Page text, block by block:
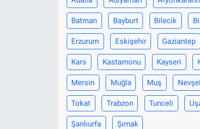
Batman Bayburt Bilecik
Erzurum Eskişehir Gaziantep
Kars Kastamonu Kayseri
Mersin Muğla Muş
Tokat Trabzon Tunceli
Şanlıurfa Şırnak